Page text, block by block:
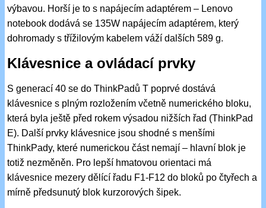
výbavou. Horší je to s napájecím adaptérem – Lenovo
notebook dodává se 135W napájecím adaptérem, který
dohromady s třížilovým kabelem váží dalších 589 g.
Klávesnice a ovládací prvky
S generací 40 se do ThinkPadů T poprvé dostává
klávesnice s plným rozložením včetně numerického bloku,
která byla ještě před rokem výsadou nižších řad (ThinkPad
E). Další prvky klávesnice jsou shodné s menšími
ThinkPady, které numerickou část nemají – hlavní blok je
totiž nezměněn. Pro lepší hmatovou orientaci má
klávesnice mezery dělící řadu F1-F12 do bloků po čtyřech a
mírně předsunutý blok kurzorových šipek.